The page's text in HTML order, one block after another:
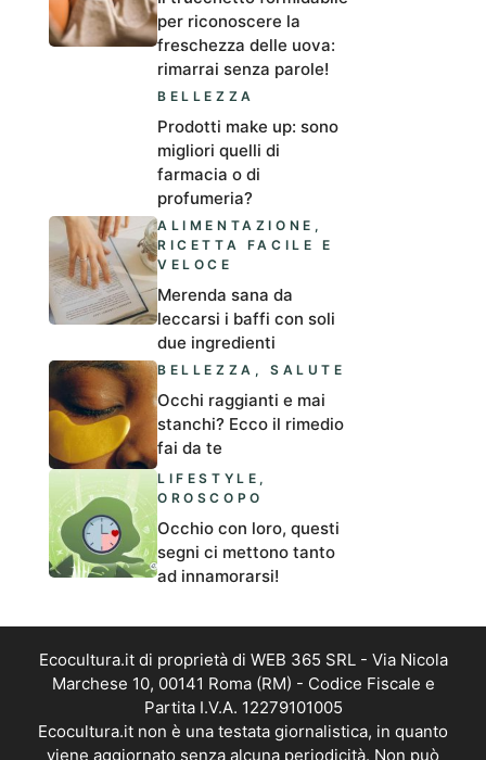
per riconoscere la
freschezza delle uova:
rimarrai senza parole!
BELLEZZA
Prodotti make up: sono
migliori quelli di
farmacia o di
profumeria?
ALIMENTAZIONE ,
RICETTA FACILE E
VELOCE
Merenda sana da
leccarsi i baffi con soli
due ingredienti
BELLEZZA ,SALUTE
Occhi raggianti e mai
stanchi? Ecco il rimedio
fai da te
LIFESTYLE ,
OROSCOPO
Occhio con loro, questi
segni ci mettono tanto
ad innamorarsi!
Ecocultura.it di proprietà di WEB 365 SRL - Via Nicola
Marchese 10, 00141 Roma (RM) - Codice Fiscale e
Partita I.V.A. 12279101005
Ecocultura.it non è una testata giornalistica, in quanto
viene aggiornato senza alcuna periodicità. Non può